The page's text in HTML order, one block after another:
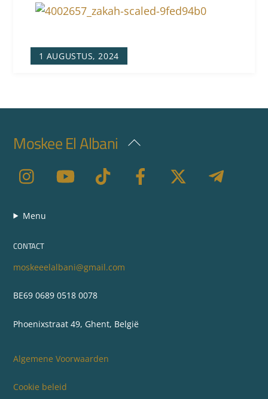
1 AUGUSTUS, 2024
Back
Top
Moskee El Albani
Menu
CONTACT
moskeeelalbani@gmail.com
BE69 0689 0518 0078
Phoenixstraat 49, Ghent, België
Algemene Voorwaarden
Cookie beleid